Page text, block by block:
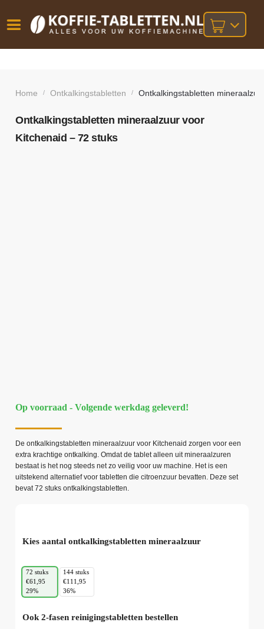
besteld,
volgende
bij orders
boven
Home / Ontkalkingstabletten / Ontkalkingstabletten
Ontkalkingstabletten mineraalzuur voor
Kitchenaid – 72 stuks
Op voorraad - Volgende werkdag geleverd!
De ontkalkingstabletten mineraalzuur voor Kitchenaid zorgen voor een
extra krachtige ontkalking. Omdat de tablet alleen uit mineraalzuren
bestaat is het nog steeds net zo veilig voor uw machine. Het is een
uitstekend alternatief voor tabletten die citroenzuur bevatten. Deze set
bevat 72 stuks ontkalkingstabletten.
Kies aantal ontkalkingstabletten mineraalzuur
72 stuks
€61,95
29%
144 stuks
€111,95
36%
Ook 2-fasen reinigingstabletten bestellen